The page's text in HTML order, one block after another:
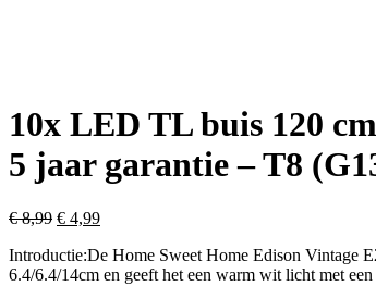
10x LED TL buis 120
5 jaar garantie – T8
€8,99 Oorspronkelijke
was:
€ 8,99.
€ 4,99Huidige
is:
€ 4,99.
Introductie:De Home Sweet Home Edison Vintage
6.4/6.4/14cm en geeft het een warm wit licht met